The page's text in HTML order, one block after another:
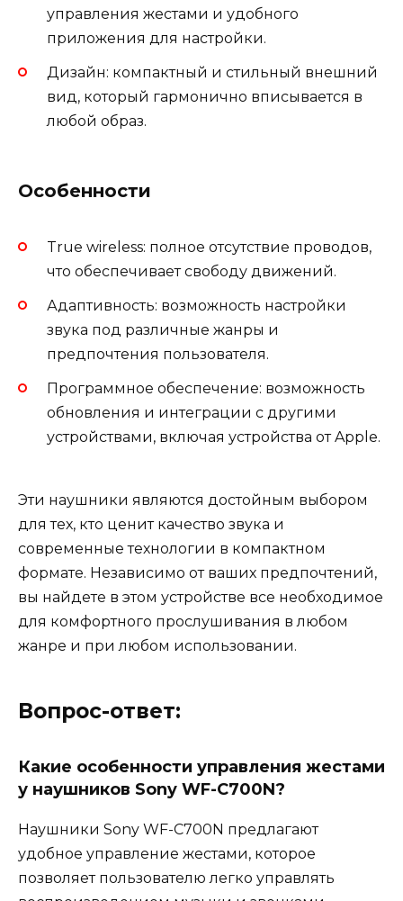
управления жестами и удобного
приложения для настройки.
Дизайн: компактный и стильный внешний
вид, который гармонично вписывается в
любой образ.
Особенности
True wireless: полное отсутствие проводов,
что обеспечивает свободу движений.
Адаптивность: возможность настройки
звука под различные жанры и
предпочтения пользователя.
Программное обеспечение: возможность
обновления и интеграции с другими
устройствами, включая устройства от Apple.
Эти наушники являются достойным выбором
для тех, кто ценит качество звука и
современные технологии в компактном
формате. Независимо от ваших предпочтений,
вы найдете в этом устройстве все необходимое
для комфортного прослушивания в любом
жанре и при любом использовании.
Вопрос-ответ:
Какие особенности управления жестами
у наушников Sony WF-C700N?
Наушники Sony WF-C700N предлагают
удобное управление жестами, которое
позволяет пользователю легко управлять